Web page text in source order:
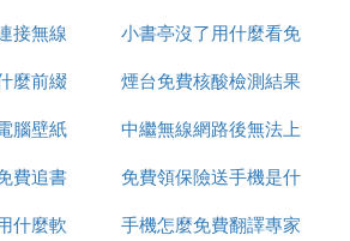
榮
之心
你心動
旋舞、仲夏夜之夢
體
接無線
小書亭沒了用什麼看免
費書
麼前綴
看
煙台免費核酸檢測結果
怎麼查詢
腦壁紙
中繼無線網路後無法上
網
費追書
免費領保險送手機是什
麼啊
什麼軟
手機怎麼免費翻譯專家